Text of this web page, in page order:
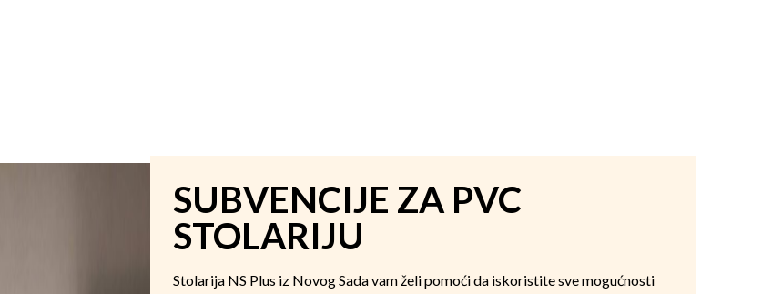
SUBVENCIJE ZA PVC
STOLARIJU
Stolarija NS Plus iz Novog Sada vam želi pomoći da iskoristite sve mogućnosti